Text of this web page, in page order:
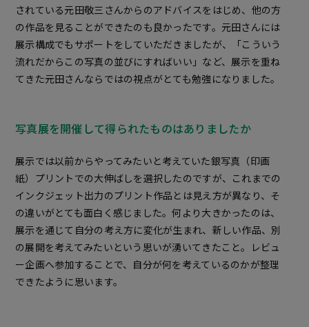
されている元田敬三さんからのアドバイスをはじめ、他の方
の作品を見ることができたのも良かったです。元田さんには
展示構成でもサポートをしていただきましたが、「こういう
流れだからこの写真の並びにすればいい」など、展示を重ね
てきた元田さんならではの視点がとても勉強になりました。
写真展を開催して得られたものはありましたか
展示では以前からやってみたいと考えていた銀写真（印画
紙）プリントでの大伸ばしを選択したのですが、これまでの
インクジェット出力のプリント作品とは見え方が異なり、そ
の違いがとても面白く感じました。何より大きかったのは、
展示を通じて自分の考え方に変化が生まれ、新しい作品、別
の展開を考えてみたいという思いが湧いてきたこと。レビュ
ー企画へ参加することで、自分が何を考えているのかが整理
できたように思います。